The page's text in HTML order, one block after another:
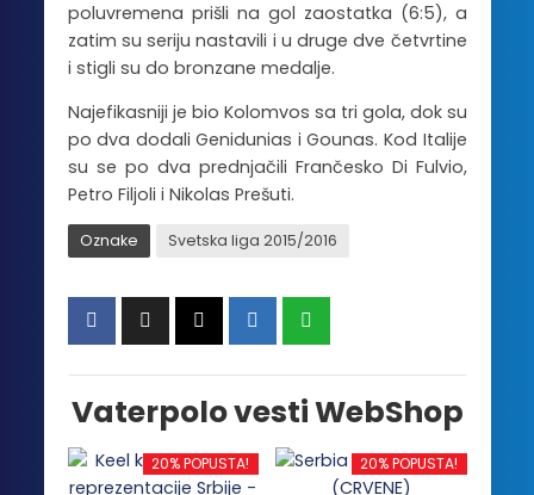
poluvremena prišli na gol zaostatka (6:5), a
zatim su seriju nastavili i u druge dve četvrtine
i stigli su do bronzane medalje.
Najefikasniji je bio Kolomvos sa tri gola, dok su
po dva dodali Genidunias i Gounas. Kod Italije
su se po dva prednjačili Frančesko Di Fulvio,
Petro Filjoli i Nikolas Prešuti.
Oznake Svetska liga 2015/2016
Vaterpolo vesti WebShop
20% POPUSTA! 20% POPUSTA!